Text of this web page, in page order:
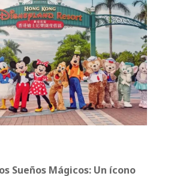
Sueños Mágicos: Un ícono